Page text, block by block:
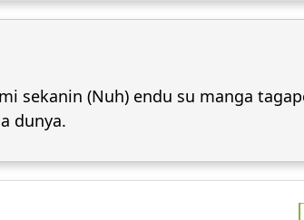
sekanin (Nuh) endu su manga
dunya.